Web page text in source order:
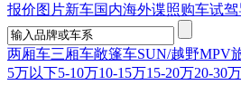
报价图片新车国内海外谍照购车试驾
两厢车三厢车敞篷车SUN/越野MPV
5万以下5-10万10-15万15-20万20-30万